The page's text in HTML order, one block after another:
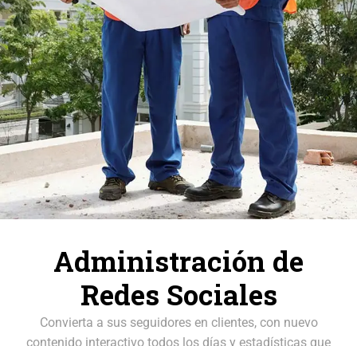
Administración de
Redes Sociales
Convierta a sus seguidores en clientes, con nuevo
contenido interactivo todos los días y estadísticas que